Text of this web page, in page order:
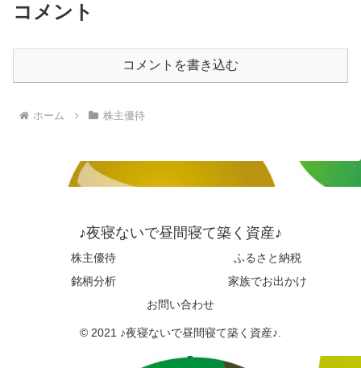
コメント
コメントを書き込む
ホーム 株主優待
♪夜寝ないで昼間寝て築く資産♪
株主優待
ふるさと納税
銘柄分析
家族でお出かけ
お問い合わせ
© 2021 ♪夜寝ないで昼間寝て築く資産♪.